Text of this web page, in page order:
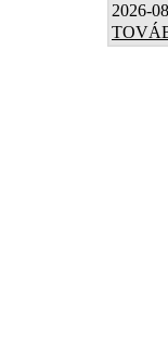
2026-